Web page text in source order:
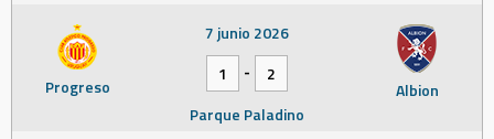
Progreso Albion
7 junio 2026
1
-
2
Parque Paladino